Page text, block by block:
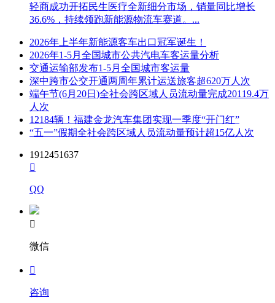
轻商成功开拓民生医疗全新细分市场，销量同比增长
36.6%，持续领跑新能源物流车赛道。...
2026年上半年新能源客车出口冠军诞生！
2026年1-5月全国城市公共汽电车客运量分析
交通运输部发布1-5月全国城市客运量
深中跨市公交开通两周年累计运送旅客超620万人次
端午节(6月20日)全社会跨区域人员流动量完成20119.4万
人次
12184辆！福建金龙汽车集团实现一季度“开门红”
“五一”假期全社会跨区域人员流动量预计超15亿人次
1912451637

QQ

微信

咨询